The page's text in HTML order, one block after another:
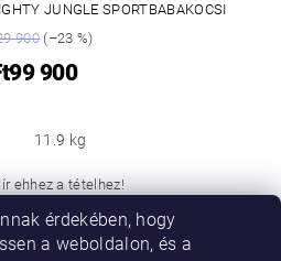
JUNGLE SPORTBABAKOCSI
900(–23 %)
900
11.9 kg
ehhez a tételhez!
érdekében, hogy
a weboldalon, és a